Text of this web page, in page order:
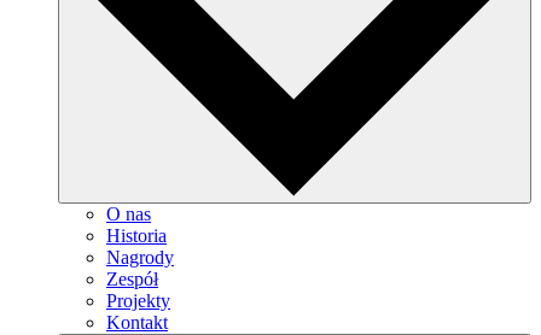
O nas
Historia
Nagrody
Zespół
Projekty
Kontakt